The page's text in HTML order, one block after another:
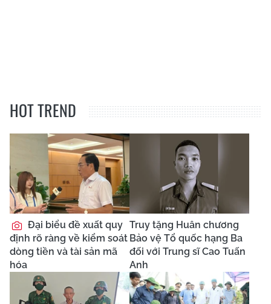
HOT TREND
Đại biểu đề xuất quy
định rõ ràng về kiểm soát
dòng tiền và tài sản mã
hóa
Truy tặng Huân chương
Bảo vệ Tổ quốc hạng Ba
đối với Trung sĩ Cao Tuấn
Anh